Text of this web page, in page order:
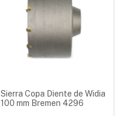
Sierra Copa Diente de Widia
100 mm Bremen 4296